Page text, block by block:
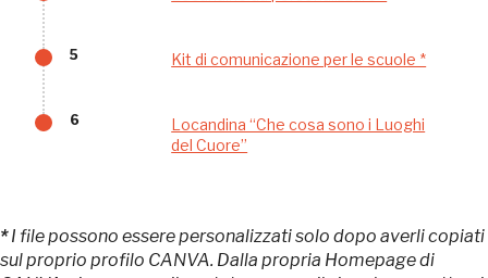
5 Kit di comunicazione per le scuole *
6
Locandina “Che cosa sono i Luoghi
del Cuore”
*I file possono essere personalizzati solo dopo averli copiati
sul proprio profilo CANVA. Dalla propria Homepage di
senza di te
FAI - FONDO PER L'AMBIENTE ITALIANO ETS - Via Carlo Foldi, 2 - 20135
Tel. 02 4676151 - Fax 02 48193631